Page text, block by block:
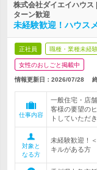
株式会社ダイエイハウス
ターン歓迎
未経験歓迎！ハウス
正社員 職種・業種未経
女性のおしごと掲載中
情報更新日：2026/07/28
仕事内容
一般住宅・店
客様の要望の
トしていただ
対象と
なる方
未経験歓迎！
キルがある方